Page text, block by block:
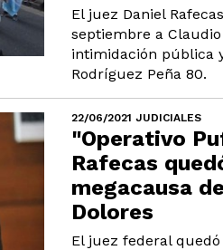
El juez Daniel
septiembre a
intimidación pública
Rodríguez Peña 80.
22/06/2021 JUDICIALES
"Operativo
Rafecas
megacausa
Dolores
El juez federal